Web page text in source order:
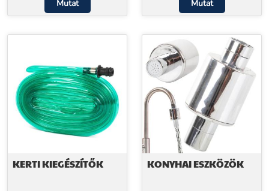
Mutat Mutat
KERTI KIEGÉSZÍTŐK KONYHAI ESZKÖZÖK